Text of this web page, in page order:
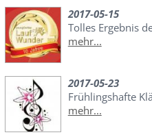
2017-05-15
Tolles Ergebnis
mehr...
2017-05-23
Frühlingshafte
mehr...